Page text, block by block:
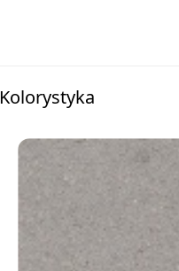
Kolorystyka